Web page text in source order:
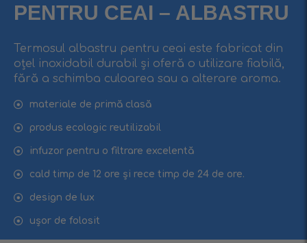
PENTRU CEAI – ALBASTRU
Termosul albastru pentru ceai este fabricat din
oțel inoxidabil durabil și oferă o utilizare fiabilă,
fără a schimba culoarea sau a alterare aroma.
materiale de primă clasă
produs ecologic reutilizabil
infuzor pentru o filtrare excelentă
cald timp de 12 ore și rece timp de 24 de ore.
design de lux
ușor de folosit